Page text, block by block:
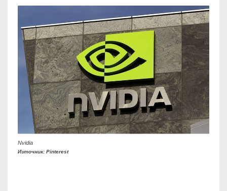
Nvidia
Източник: Pinterest